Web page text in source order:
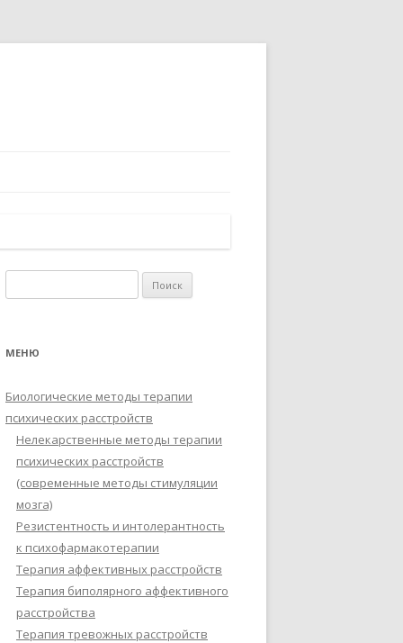
МЕНЮ
Биологические методы терапии
психических расстройств
Нелекарственные методы терапии
психических расстройств
(современные методы стимуляции
мозга)
Резистентность и интолерантность
к психофармакотерапии
Терапия аффективных расстройств
Терапия биполярного аффективного
расстройства
Терапия тревожных расстройств